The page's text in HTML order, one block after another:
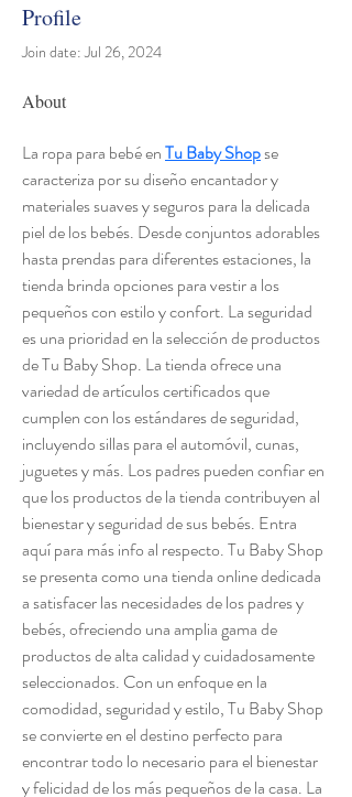
Profile
Join date: Jul 26, 2024
About
La ropa para bebé en Tu Baby Shop se
caracteriza por su diseño encantador y
materiales suaves y seguros para la delicada
piel de los bebés. Desde conjuntos adorables
hasta prendas para diferentes estaciones, la
tienda brinda opciones para vestir a los
pequeños con estilo y confort. La seguridad
es una prioridad en la selección de productos
de Tu Baby Shop. La tienda ofrece una
variedad de artículos certificados que
cumplen con los estándares de seguridad,
incluyendo sillas para el automóvil, cunas,
juguetes y más. Los padres pueden confiar en
que los productos de la tienda contribuyen al
bienestar y seguridad de sus bebés. Entra
aquí para más info al respecto. Tu Baby Shop
se presenta como una tienda online dedicada
a satisfacer las necesidades de los padres y
bebés, ofreciendo una amplia gama de
productos de alta calidad y cuidadosamente
seleccionados. Con un enfoque en la
comodidad, seguridad y estilo, Tu Baby Shop
se convierte en el destino perfecto para
encontrar todo lo necesario para el bienestar
y felicidad de los más pequeños de la casa. La